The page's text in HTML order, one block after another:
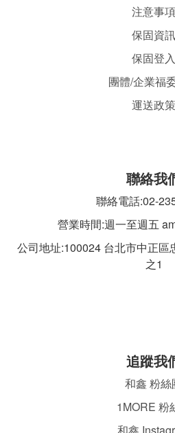
注意事項
保固資訊
保固登入
團體/企業福
運送政策
聯絡我
聯絡電話:02-
營業時間:週一至週五
公司地址:100024 台北市中正區
之1
追蹤我
和鑫 粉絲
1MORE 粉